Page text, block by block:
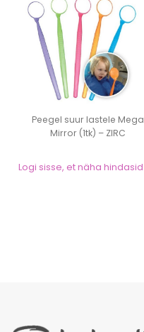
Peegel suur lastele Mega
Mirror (1tk) – ZIRC
Logi sisse, et näha hindasid